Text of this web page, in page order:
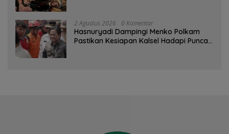
2 Agustus 2026 0 Komentar
Hasnuryadi Dampingi Menko Polkam
Pastikan Kesiapan Kalsel Hadapi Puncak